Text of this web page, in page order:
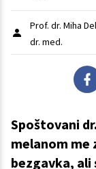
Prof. dr. Miha
dr. med.
Spoštovani
melanom me
bezgavka, ali